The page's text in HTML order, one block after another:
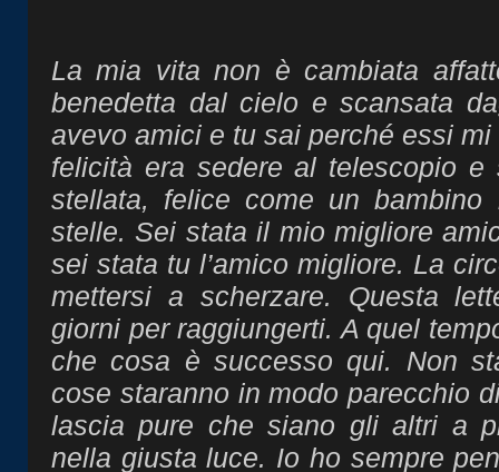
La mia vita non è cambiata
benedetta dal cielo e scansata
avevo amici e tu sai perché essi
felicità era sedere al telescopio
stellata, felice come un
stelle. Sei stata il mio migliore
sei stata tu l’amico migliore. La
mettersi a scherzare. Questa
giorni per raggiungerti. A quel
che cosa è successo qui. Non
cose staranno in modo parecchio
lascia pure che siano gli altri a
nella giusta luce. Io ho sempre